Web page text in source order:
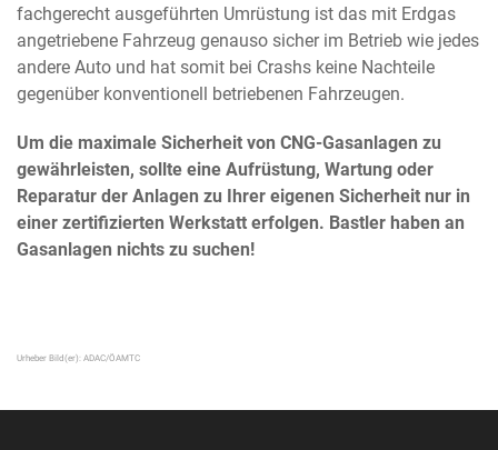
fachgerecht ausgeführten Umrüstung ist das mit Erdgas
angetriebene Fahrzeug genauso sicher im Betrieb wie jedes
andere Auto und hat somit bei Crashs keine Nachteile
gegenüber konventionell betriebenen Fahrzeugen.
Um die maximale Sicherheit von CNG-Gasanlagen zu
gewährleisten, sollte eine Aufrüstung, Wartung oder
Reparatur der Anlagen zu Ihrer eigenen Sicherheit nur in
einer zertifizierten Werkstatt erfolgen. Bastler haben an
Gasanlagen nichts zu suchen!
Urheber Bild(er): ADAC/ÖAMTC